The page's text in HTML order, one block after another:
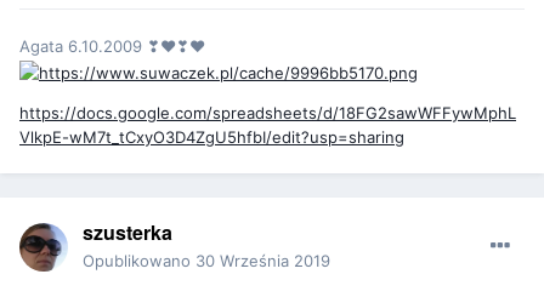
Agata 6.10.2009 ❣❤❣❤
https://docs.google.com/spreadsheets/d/18FG2sawWFFywMphL
VlkpE-wM7t_tCxyO3D4ZgU5hfbI/edit?usp=sharing
szusterka
Opublikowano 30 Września 2019